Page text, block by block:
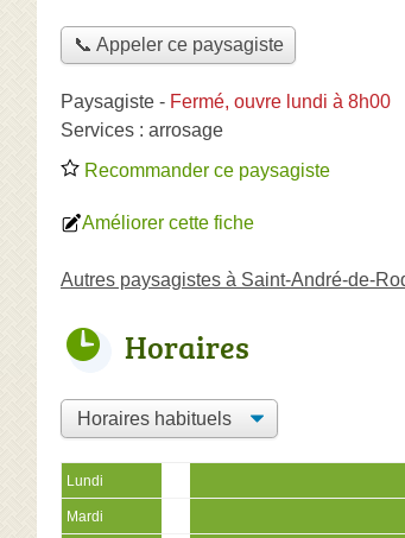
📞 Appeler ce paysagiste
Paysagiste - Fermé, ouvre lundi à 8h00
Services : arrosage
Recommander ce paysagiste
Améliorer cette fiche
Autres paysagistes à Saint-André-de-
Horaires
Lundi
Mardi